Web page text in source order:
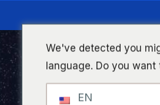
We've detected you
language. Do you want
EN